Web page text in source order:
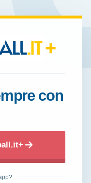
+
con